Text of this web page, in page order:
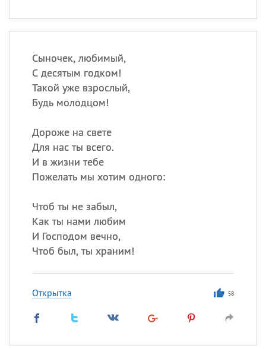
Сыночек, любимый,
С десятым годком!
Такой уже взрослый,
Будь молодцом!
Дороже на свете
Для нас ты всего.
И в жизни тебе
Пожелать мы хотим одного:
Чтоб ты не забыл,
Как ты нами любим
И Господом вечно,
Чтоб был, ты храним!
Открытка 58